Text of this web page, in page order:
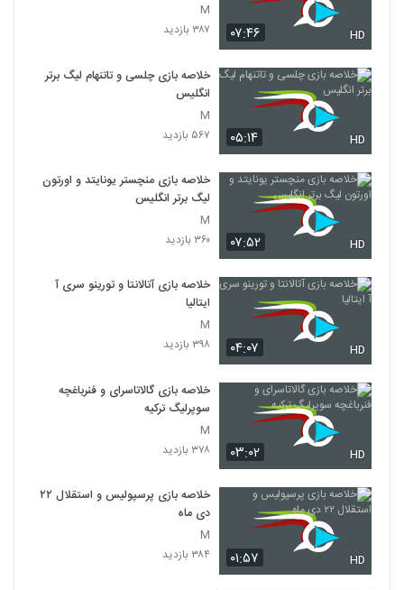
۰۷:۴۶ HD
M
۳۸۷ بازدید
۰۵:۱۴ HD
خلاصه بازی چلسی و تاتنهام لیگ برتر
انگلیس
M
۵۶۷ بازدید
۰۷:۵۲ HD
خلاصه بازی منچستر یونایتد و اورتون
لیگ برتر انگلیس
M
۳۶۰ بازدید
۰۴:۰۷ HD
خلاصه بازی آتالانتا و تورینو سری آ
ایتالیا
M
۳۹۸ بازدید
۰۳:۰۲ HD
خلاصه بازی گالاتاسرای و فنرباغچه
سوپرلیگ ترکیه
M
۳۷۸ بازدید
۰۱:۵۷ HD
خلاصه بازی پرسپولیس و استقلال ۲۲
دی ماه
M
۳۸۴ بازدید